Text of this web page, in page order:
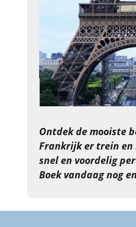
Ontdek de mooiste
Frankrijk er trein en
snel en voordelig
Boek vandaag nog